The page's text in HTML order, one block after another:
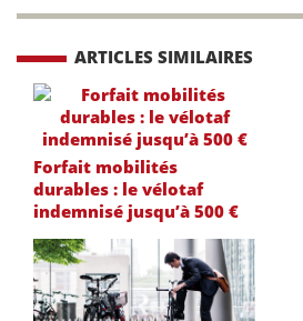
ARTICLES SIMILAIRES
Forfait mobilités
durables : le vélotaf
indemnisé jusqu’à 500 €